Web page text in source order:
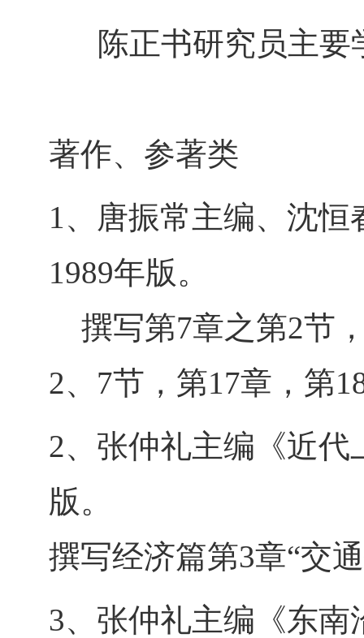
陈正书研究员主要
著作、参著类
1、唐振常主编、沈
1989年版。
撰写第7章之第2节
2、7节，第17章，第
2、张仲礼主编《近代
版。
撰写经济篇第3章“交
3、张仲礼主编《东